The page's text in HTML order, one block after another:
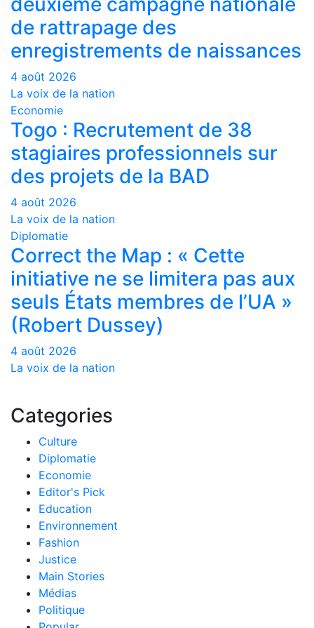
de rattrapage des
enregistrements de naissances
4 août 2026
La voix de la nation
Economie
Togo : Recrutement de 38
stagiaires professionnels sur
des projets de la BAD
4 août 2026
La voix de la nation
Diplomatie
Correct the Map : « Cette
initiative ne se limitera pas aux
seuls États membres de l’UA »
(Robert Dussey)
4 août 2026
La voix de la nation
Categories
Culture
Diplomatie
Economie
Editor's Pick
Education
Environnement
Fashion
Justice
Main Stories
Médias
Politique